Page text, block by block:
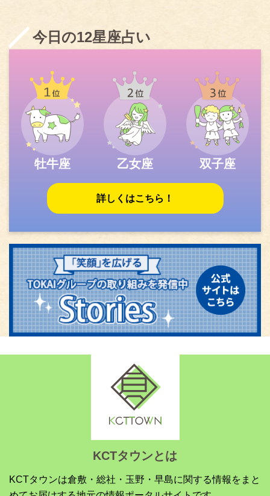
今日の12星座占い
牡牛座 乙女座 双子座
詳しくはこちら！
KCTタウンとは
KCTタウンは倉敷・総社・玉野・早島に関する情報をまと